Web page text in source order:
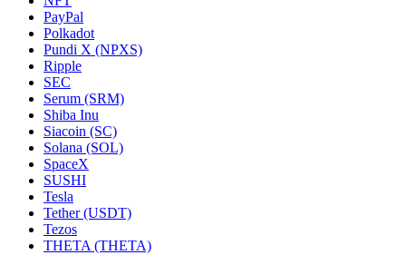
PayPal
Polkadot
Pundi X (NPXS)
Ripple
SEC
Serum (SRM)
Shiba Inu
Siacoin (SC)
Solana (SOL)
SpaceX
SUSHI
Tesla
Tether (USDT)
Tezos
THETA (THETA)